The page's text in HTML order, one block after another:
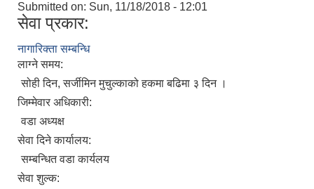
Submitted on: Sun, 11/18/2018 - 12:01
सेवा प्रकार:
नागारिक्ता सम्बन्धि
लाग्ने समय:
सोही दिन, सर्जीमिन मुचुल्काको हकमा बढिमा ३ दिन ।
जिम्मेवार अधिकारी:
वडा अध्यक्ष
सेवा दिने कार्यालय:
सम्बन्धित वडा कार्यलय
सेवा शुल्क: